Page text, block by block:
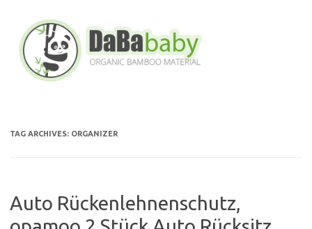
content
TAG ARCHIVES: ORGANIZER
Auto Rückenlehnenschutz,